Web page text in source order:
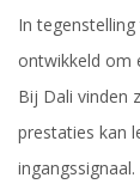
In
ontwikkeld om
Bij Dali vinden
prestaties kan